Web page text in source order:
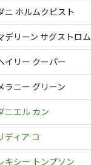
ニ ホルムクビスト
デリーン サグストロム
イリー クーパー
ラニー グリーン
ニエル カン
ディア コ
キシー トンプソン